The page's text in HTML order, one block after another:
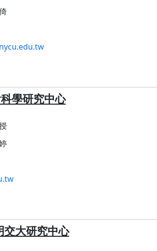
學研究中心
交大研究中心